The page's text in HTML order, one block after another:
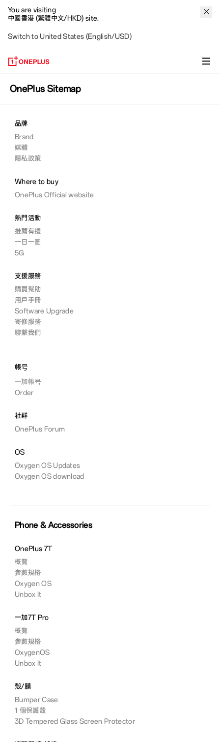
You are visiting
中國香港 (繁體中文/HKD) site.
Switch to United States (English/USD)
OnePlus Sitemap
品牌
Brand
媒體
隱私政策
Where to buy
OnePlus Official website
熱門活動
推薦有禮
一日一圖
5G
支援服務
購買幫助
用戶手冊
Software Upgrade
寄修服務
聯繫我們
帳号
一加帳号
Order
社群
OnePlus Forum
OS
Oxygen OS Updates
Oxygen OS download
Phone & Accessories
OnePlus 7T
概覽
參數規格
Oxygen OS
Unbox It
一加7T Pro
概覽
參數規格
OxygenOS
Unbox It
殼/膜
Bumper Case
1 個保護殼
3D Tempered Glass Screen Protector